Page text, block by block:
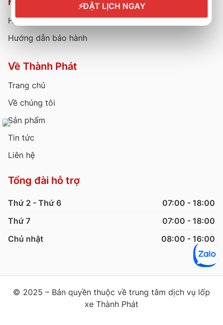
⚡ĐẶT LỊCH NGAY
Hướng dẫn mua hàng
Hướng dẫn bảo hành
Về Thành Phát
Trang chủ
Về chúng tôi
Sản phẩm
Tin tức
Liên hệ
Tổng đài hỗ trợ
Thứ 2 - Thứ 6
07:00 - 18:00
Thứ 7
07:00 - 18:00
Chủ nhật
08:00 - 16:00
© 2025 – Bản quyền thuộc về trung tâm dịch vụ lốp
xe Thành Phát